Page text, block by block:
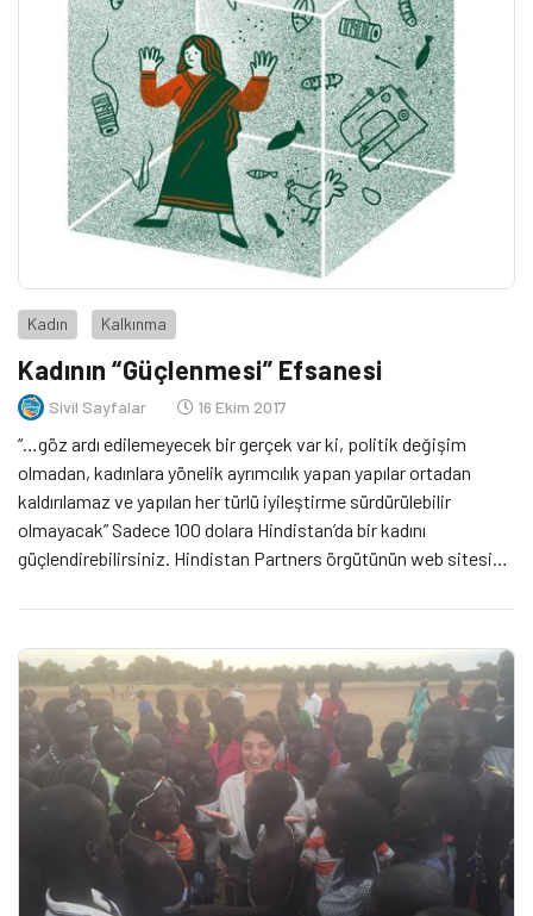
Kadın Kalkınma
Kadının “Güçlenmesi” Efsanesi
Sivil Sayfalar 16 Ekim 2017
“…göz ardı edilemeyecek bir gerçek var ki, politik değişim
olmadan, kadınlara yönelik ayrımcılık yapan yapılar ortadan
kaldırılamaz ve yapılan her türlü iyileştirme sürdürülebilir
olmayacak” Sadece 100 dolara Hindistan’da bir kadını
güçlendirebilirsiniz. Hindistan Partners örgütünün web sitesine
alınacak ve bu da güçlenme yolunda ilk adımı atmasını
sağlayacak.* […]